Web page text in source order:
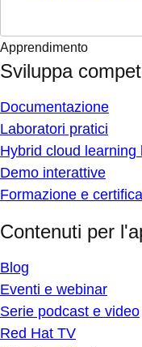
Apprendimento
Sviluppa
Documentazione
Laboratori pratici
Hybrid cloud learning
Demo interattive
Formazione e
Contenuti per
Blog
Eventi e webinar
Serie podcast e video
Red Hat TV